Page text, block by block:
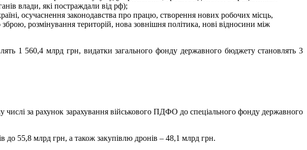
влади, які постраждали від рф);
осучаснення законодавства про працю, створення нових робочих місць,
розмінування територій, нова зовнішня політика, нові відносини між
1 560,4 млрд грн, видатки загального фонду державного бюджету становлять 3
за рахунок зарахування військового ПДФО до спеціального фонду державного
до 55,8 млрд грн, а також закупівлю дронів – 48,1 млрд грн.